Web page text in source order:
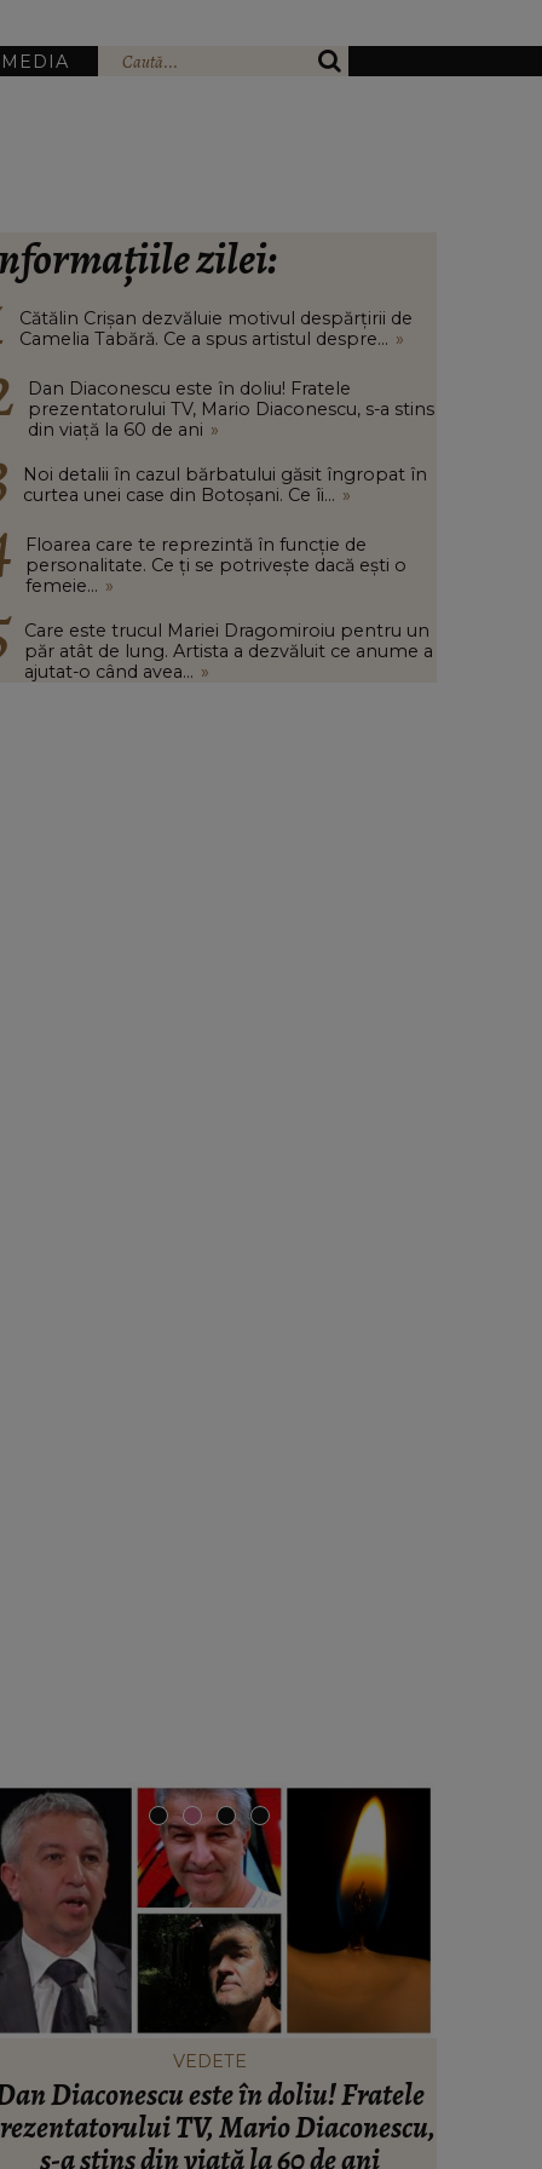
zilei:
Cătălin Crișan dezvăluie motivul despărțirii de
Camelia Tabără. Ce a spus artistul despre... »
Dan Diaconescu este în doliu! Fratele
prezentatorului TV, Mario Diaconescu, s-a stins
din viață la 60 de ani »
Noi detalii în cazul bărbatului găsit îngropat în
curtea unei case din Botoșani. Ce îi... »
Floarea care te reprezintă în funcție de
personalitate. Ce ți se potrivește dacă ești o
femeie... »
Care este trucul Mariei Dragomiroiu pentru un
păr atât de lung. Artista a dezvăluit ce anume a
ajutat-o când avea... »
VEDETE
Diaconescu este în doliu! Fratele
TV, Mario Diaconescu,
s-a stins din viață la 60 de ani